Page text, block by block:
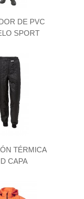
DE PVC
SPORT
TÉRMICA
CAPA